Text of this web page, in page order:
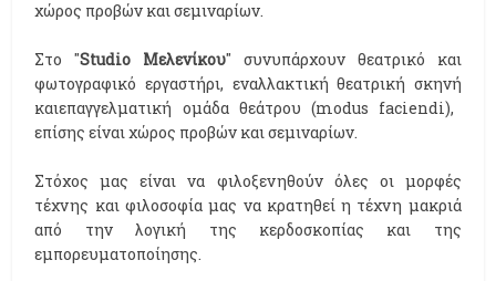
χώρος προβών και σεμιναρίων.
Στο "Studio Μελενίκου" συνυπάρχουν θεατρικό και
φωτογραφικό εργαστήρι, εναλλακτική θεατρική σκηνή
καιεπαγγελματική oμάδα θεάτρου (modus faciendi),
επίσης είναι χώρος προβών και σεμιναρίων.
Στόχος μας είναι να φιλοξενηθούν όλες οι μορφές
τέχνης και φιλοσοφία μας να κρατηθεί η τέχνη μακριά
από την λογική της κερδοσκοπίας και της
εμπορευματοποίησης.